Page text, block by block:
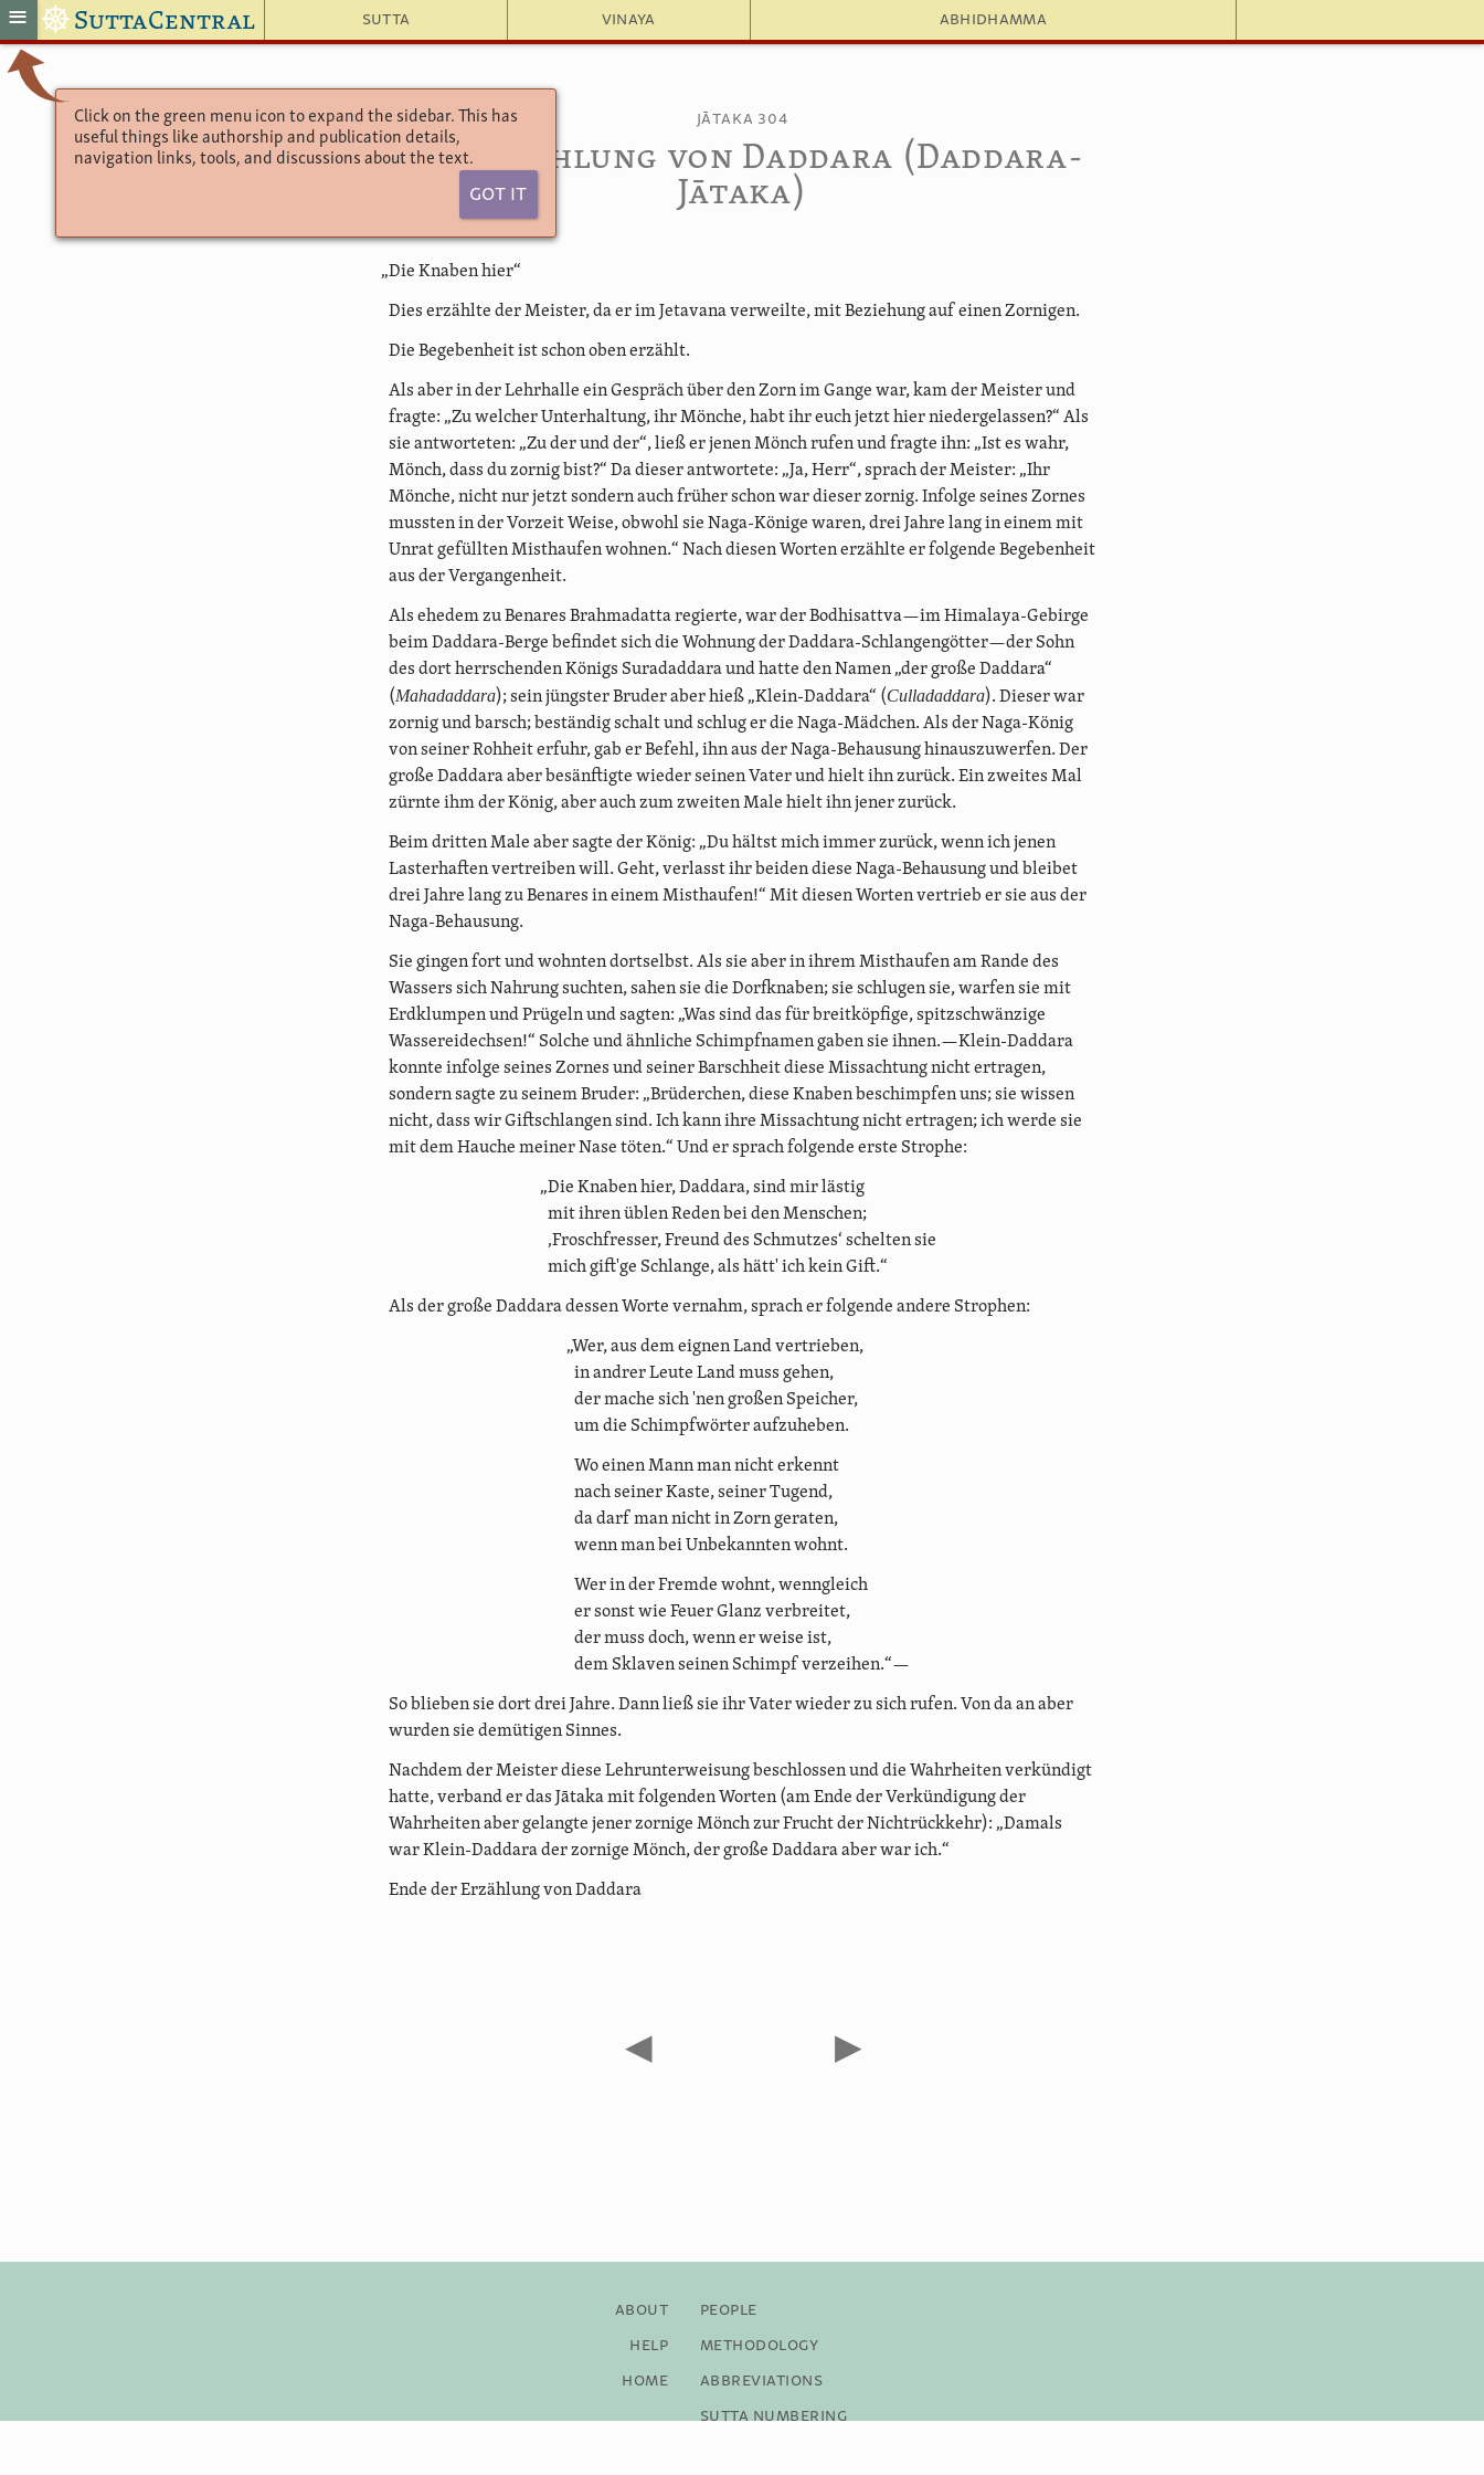
Sutta Vinaya Abhidhamma
≡ ☸ SuttaCentral
Click on the green menu icon to expand the sidebar. This has
useful things like authorship and publication details,
navigation links, tools, and discussions about the text.
Got It
Jātaka 304
Die Erzählung von Daddara (Daddara-
Jātaka)
„Die Knaben hier“
Dies erzählte der Meister, da er im Jetavana verweilte, mit Beziehung auf einen Zornigen.
Die Begebenheit ist schon oben erzählt.
Als aber in der Lehrhalle ein Gespräch über den Zorn im Gange war, kam der Meister und
fragte: „Zu welcher Unterhaltung, ihr Mönche, habt ihr euch jetzt hier niedergelassen?“ Als
sie antworteten: „Zu der und der“, ließ er jenen Mönch rufen und fragte ihn: „Ist es wahr,
Mönch, dass du zornig bist?“ Da dieser antwortete: „Ja, Herr“, sprach der Meister: „Ihr
Mönche, nicht nur jetzt sondern auch früher schon war dieser zornig. Infolge seines Zornes
mussten in der Vorzeit Weise, obwohl sie Naga-Könige waren, drei Jahre lang in einem mit
Unrat gefüllten Misthaufen wohnen.“ Nach diesen Worten erzählte er folgende Begebenheit
aus der Vergangenheit.
Als ehedem zu Benares Brahmadatta regierte, war der Bodhisattva—im Himalaya-Gebirge
beim Daddara-Berge befindet sich die Wohnung der Daddara-Schlangengötter—der Sohn
des dort herrschenden Königs Suradaddara und hatte den Namen „der große Daddara“
(Mahadaddara); sein jüngster Bruder aber hieß „Klein-Daddara“ (Culladaddara). Dieser war
zornig und barsch; beständig schalt und schlug er die Naga-Mädchen. Als der Naga-König
von seiner Rohheit erfuhr, gab er Befehl, ihn aus der Naga-Behausung hinauszuwerfen. Der
große Daddara aber besänftigte wieder seinen Vater und hielt ihn zurück. Ein zweites Mal
zürnte ihm der König, aber auch zum zweiten Male hielt ihn jener zurück.
Beim dritten Male aber sagte der König: „Du hältst mich immer zurück, wenn ich jenen
Lasterhaften vertreiben will. Geht, verlasst ihr beiden diese Naga-Behausung und bleibet
drei Jahre lang zu Benares in einem Misthaufen!“ Mit diesen Worten vertrieb er sie aus der
Naga-Behausung.
Sie gingen fort und wohnten dortselbst. Als sie aber in ihrem Misthaufen am Rande des
Wassers sich Nahrung suchten, sahen sie die Dorfknaben; sie schlugen sie, warfen sie mit
Erdklumpen und Prügeln und sagten: „Was sind das für breitköpfige, spitzschwänzige
Wassereidechsen!“ Solche und ähnliche Schimpfnamen gaben sie ihnen.—Klein-Daddara
konnte infolge seines Zornes und seiner Barschheit diese Missachtung nicht ertragen,
sondern sagte zu seinem Bruder: „Brüderchen, diese Knaben beschimpfen uns; sie wissen
nicht, dass wir Giftschlangen sind. Ich kann ihre Missachtung nicht ertragen; ich werde sie
mit dem Hauche meiner Nase töten.“ Und er sprach folgende erste Strophe:
„Die Knaben hier, Daddara, sind mir lästig
mit ihren üblen Reden bei den Menschen;
‚Froschfresser, Freund des Schmutzes‘ schelten sie
mich gift'ge Schlange, als hätt' ich kein Gift.“
Als der große Daddara dessen Worte vernahm, sprach er folgende andere Strophen:
„Wer, aus dem eignen Land vertrieben,
in andrer Leute Land muss gehen,
der mache sich 'nen großen Speicher,
um die Schimpfwörter aufzuheben.
Wo einen Mann man nicht erkennt
nach seiner Kaste, seiner Tugend,
da darf man nicht in Zorn geraten,
wenn man bei Unbekannten wohnt.
Wer in der Fremde wohnt, wenngleich
er sonst wie Feuer Glanz verbreitet,
der muss doch, wenn er weise ist,
dem Sklaven seinen Schimpf verzeihen.“—
So blieben sie dort drei Jahre. Dann ließ sie ihr Vater wieder zu sich rufen. Von da an aber
wurden sie demütigen Sinnes.
Nachdem der Meister diese Lehrunterweisung beschlossen und die Wahrheiten verkündigt
hatte, verband er das Jātaka mit folgenden Worten (am Ende der Verkündigung der
Wahrheiten aber gelangte jener zornige Mönch zur Frucht der Nichtrückkehr): „Damals
war Klein-Daddara der zornige Mönch, der große Daddara aber war ich.“
Ende der Erzählung von Daddara
◀ ▶
About
Help
Home
People
Methodology
Abbreviations
Sutta Numbering